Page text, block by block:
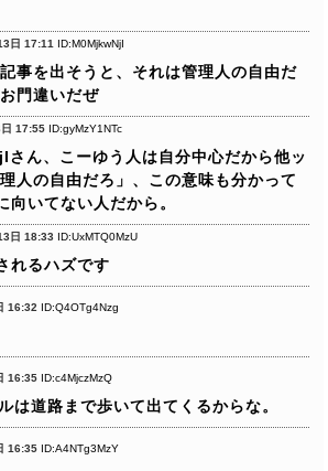
日 17:11 ID:M0MjkwNjI
事を出そうと、それは管理人の自由だ
門違いだぜ
17:55 ID:gyMzY1NTc
ん、こーゆう人は自分中心だから他ッ
人の自由だろ」、この意味も分かって
向いてない人だから。
日 18:33 ID:UxMTQ0MzU
れるハズです
16:32 ID:Q4OTg4Nzg
16:35 ID:c4MjczMzQ
は道路まで歩いて出てくるからな。
16:35 ID:A4NTg3MzY